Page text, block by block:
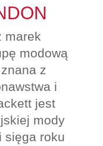
marek
modową
z
i
jest
mody
sięga roku